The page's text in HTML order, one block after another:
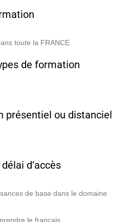
toute la FRANCE
de formation
présentiel ou distanciel
d’accès
de base dans le domaine
le français.